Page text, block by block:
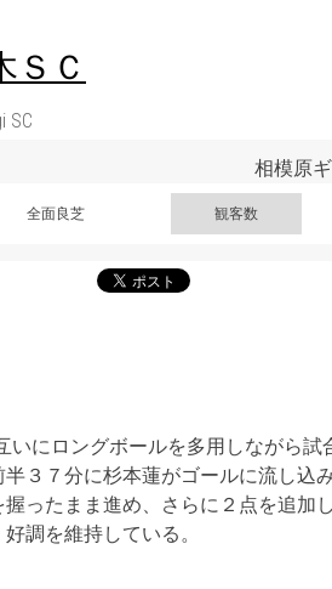
ＳＣ
SC
相模原
全面良芝 観客数
にロングボールを多用しながら試
３７分に杉本蓮がゴールに流し込
ったまま進め、さらに２点を追加
調を維持している。